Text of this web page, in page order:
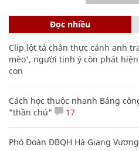
Đọc nhiều
Clip lột tả chân thực cảnh anh
mèo', người tinh ý còn phát
con
Cách học thuộc nhanh Bảng
"thần chú"
17
Phó Đoàn ĐBQH Hà Giang